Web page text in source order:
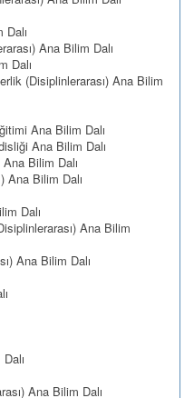
Ana Bilim Dalı
Dalı
(Disiplinlerarası) Ana Bilim
Ana Bilim Dalı
Ana Bilim Dalı
Bilim Dalı
Ana Bilim Dalı
Dalı
Ana Bilim
Ana Bilim Dalı
Ana Bilim Dalı